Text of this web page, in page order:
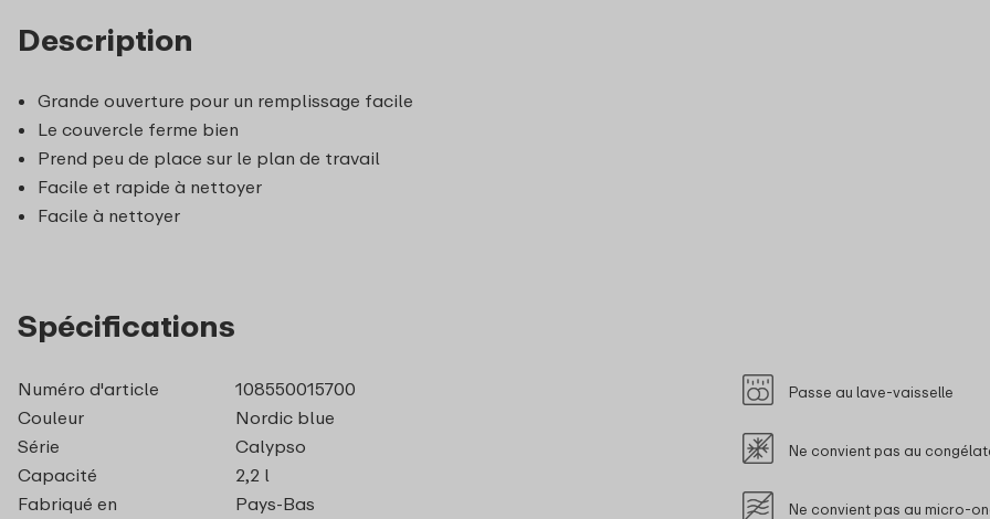
Description
Grande ouverture pour un remplissage facile
Le couvercle ferme bien
Prend peu de place sur le plan de travail
Facile et rapide à nettoyer
Facile à nettoyer
Spécifications
Numéro d'article
108550015700
Couleur
Nordic blue
Série
Calypso
Capacité
2,2 l
Fabriqué en
Pays-Bas
Passe au lave-vaisselle
Ne convient pas au
Ne convient pas au micro-